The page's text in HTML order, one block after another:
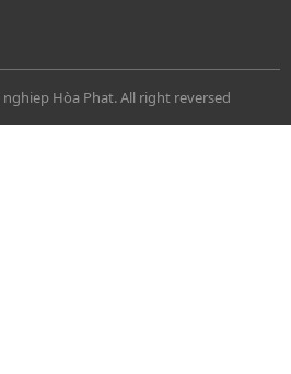
Hòa Phat. All right reversed